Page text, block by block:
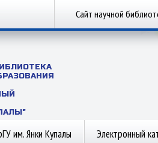
Сайт научной
им. Янки Купалы Электронный